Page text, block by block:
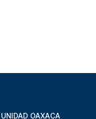
OAXACA